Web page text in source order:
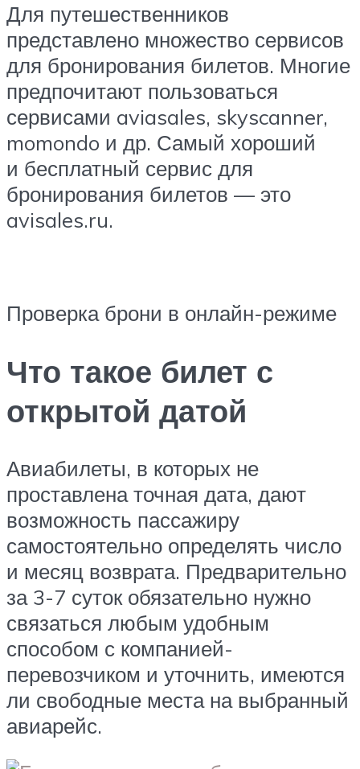
Для путешественников
представлено множество сервисов
для бронирования билетов. Многие
предпочитают пользоваться
сервисами aviasales, skyscanner,
momondo и др. Самый хороший
и бесплатный сервис для
бронирования билетов — это
avisales.ru.
Проверка брони в онлайн-режиме
Что такое билет с
открытой датой
Авиабилеты, в которых не
проставлена точная дата, дают
возможность пассажиру
самостоятельно определять число
и месяц возврата. Предварительно
за 3-7 суток обязательно нужно
связаться любым удобным
способом с компанией-
перевозчиком и уточнить, имеются
ли свободные места на выбранный
авиарейс.